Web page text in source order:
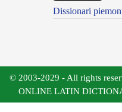
Dissionari
© 2003-2029 - All rights
ONLINE LATIN